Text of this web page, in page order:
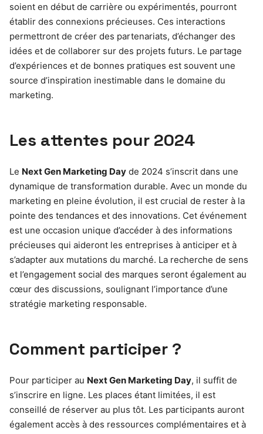
soient en début de carrière ou expérimentés, pourront
établir des connexions précieuses. Ces interactions
permettront de créer des partenariats, d’échanger des
idées et de collaborer sur des projets futurs. Le partage
d’expériences et de bonnes pratiques est souvent une
source d’inspiration inestimable dans le domaine du
marketing.
Les attentes pour 2024
Le Next Gen Marketing Day de 2024 s’inscrit dans une
dynamique de transformation durable. Avec un monde du
marketing en pleine évolution, il est crucial de rester à la
pointe des tendances et des innovations. Cet événement
est une occasion unique d’accéder à des informations
précieuses qui aideront les entreprises à anticiper et à
s’adapter aux mutations du marché. La recherche de sens
et l’engagement social des marques seront également au
cœur des discussions, soulignant l’importance d’une
stratégie marketing responsable.
Comment participer ?
Pour participer au Next Gen Marketing Day, il suffit de
s’inscrire en ligne. Les places étant limitées, il est
conseillé de réserver au plus tôt. Les participants auront
également accès à des ressources complémentaires et à